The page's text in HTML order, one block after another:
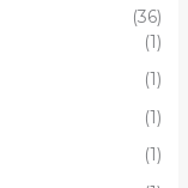
(36)
(1)
(1)
(1)
(1)